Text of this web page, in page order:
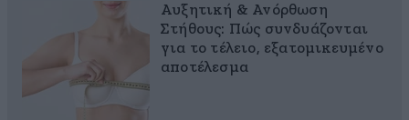
Αυξητική & Ανόρθωση
Στήθους: Πώς συνδυάζονται
για το τέλειο, εξατομικευμένο
αποτέλεσμα